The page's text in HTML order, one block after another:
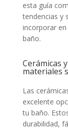
esta guía
tendencias y
incorporar
baño.
Cerámicas
materiales
Las
excelente
tu baño.
durabilidad,